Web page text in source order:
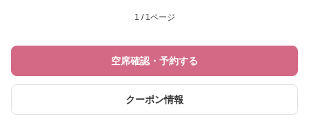
1 / 1ページ
空席確認・予約する
クーポン情報